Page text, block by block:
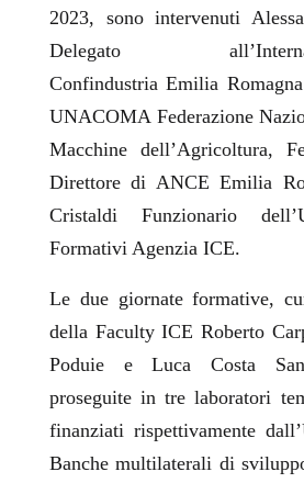
2023, sono intervenuti
Delegato
Confindustria Emilia
UNACOMA Federazione
Macchine dell’Agricoltura,
Direttore di ANCE Emilia
Cristaldi Funzionario
Formativi Agenzia ICE.
Le due giornate formative,
della Faculty ICE Roberto
Poduie e Luca Costa
proseguite in tre laboratori
finanziati rispettivamente
Banche multilaterali di